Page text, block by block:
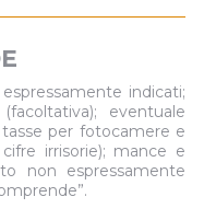
indicati;
eventuale
per fotocamere e
irrisorie); mance e
non espressamente